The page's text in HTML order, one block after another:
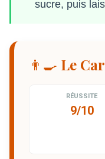
sucre, puis
👨‍🍳 Le
RÉUSSITE
9/10